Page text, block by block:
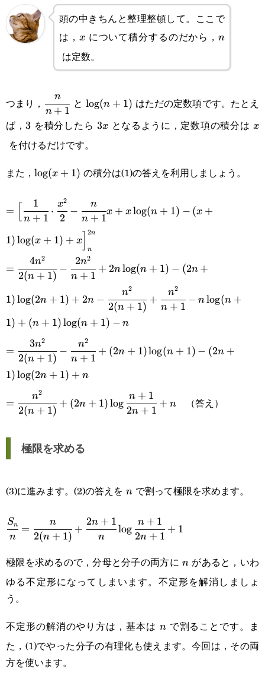
頭の中きちんと整理整頓して。ここで
は， x
xについて積分するのだから，n
n
は定数。
つまり，
\cfrac{n}
{n+1}
n + 1
n と \log(n+1)
log(n + 1) はただの定数項です。たとえ
ば，3
3 を積分したら 3x
3xとなるように，定数項の積分はx
x
を付けるだけです。
また， \log(x+1)
log(x + 1) の積分は(1)の答えを利用しましょう。
=\Big[\cfrac{1}
{n+1}\cdot\cfrac{x^2}{2}-
\cfrac{n}{n+1}x+x\log(n+1)-
(x+1)\log(x+1)+x\Big]_n^{2n}
=
n + 1
1
⋅
2
x2
−
n + 1
n
x + xlog(n + 1) − (x +
1)log(x + 1) + x] n
2n
=\cfrac{4n^2}
{2(n+1)}-\cfrac{2n^2}
{n+1}+2n\log(n+1)-
(2n+1)\log(2n+1)+2n-
\cfrac{n^2}
{2(n+1)}+\cfrac{n^2}
(n+1)\log(n+1)-n
=
2(n + 1)
4n2
−
n + 1
2n2
+ 2nlog(n + 1) − (2n +
1)log(2n + 1) + 2n −
2(n + 1)
n2
+
n + 1
n2
− nlog(n +
1) + (n + 1)log(n + 1) − n
=\cfrac{3n^2}
{2(n+1)}-
(2n+1)\log(n+1)-
=
2(n + 1)
3n2
−
n + 1
n2
+ (2n + 1)log(n + 1) − (2n +
1)log(2n + 1) + n
=\cfrac{n^2}
{2(n+1)}+
(2n+1)\log\cfrac{n+1}
{2n+1}+n
=
2(n + 1)
n2
+ (2n + 1)log
2n + 1
n + 1
+ n（答え）
極限を求める
(3)に進みます。(2)の答えを n
n で割って極限を求めます。
\cfrac{S_n}
{n}=\cfrac{n}
{2(n+1)}+\cfrac{2n+1}
{n}\log\cfrac{n+1}
{2n+1}+1
n
Sn =
2(n + 1)
n
+
n
2n + 1
log
2n + 1
n + 1
+ 1
極限を求めるので，分母と分子の両方にn
n があると，いわ
ゆる不定形になってしまいます。不定形を解消しましょ
う。
不定形の解消のやり方は，基本は n
nで割ることです。ま
た，(1)でやった分子の有理化も使えます。今回は，その両
方を使います。